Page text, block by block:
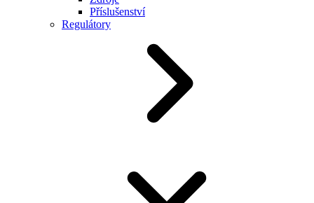
Příslušenství
Regulátory